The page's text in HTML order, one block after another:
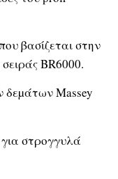
βασίζεται στην
BR6000.
δεµάτων Massey
στρογγυλά